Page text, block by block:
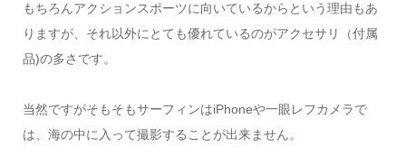
もちろんアクションスポーツに向いているからという理由もあ
りますが、それ以外にとても優れているのがアクセサリ（付属
品)の多さです。
当然ですがそもそもサーフィンはiPhoneや一眼レフカメラで
は、海の中に入って撮影することが出来ません。